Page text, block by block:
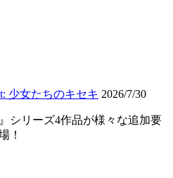
少女たちのキセキ 2026/7/30
シリーズ4作品が様々な追加要
！